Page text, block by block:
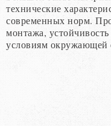
технические
современных норм.
монтажа,
условиям окружающей